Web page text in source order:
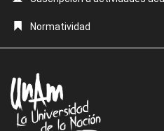
Normatividad